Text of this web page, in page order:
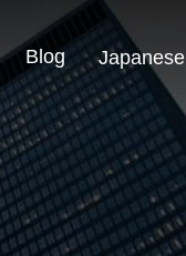
Blog Japanese